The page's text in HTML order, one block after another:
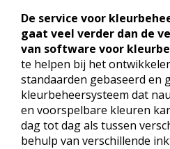
De service voor
gaat veel verder dan de
van software voor
te helpen bij het
standaarden gebaseerd en
kleurbeheersysteem dat
en voorspelbare kleuren
dag tot dag als tussen
behulp van verschillende